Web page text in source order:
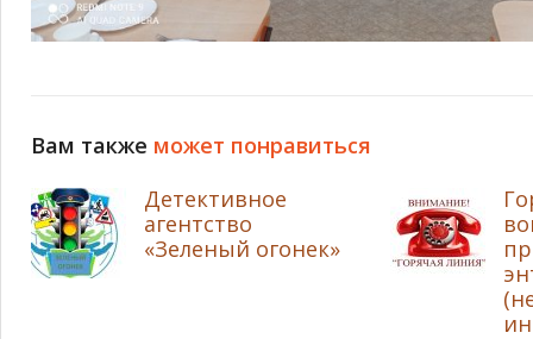
Вам также может понравиться
Детективное
агентство
«Зеленый огонек»